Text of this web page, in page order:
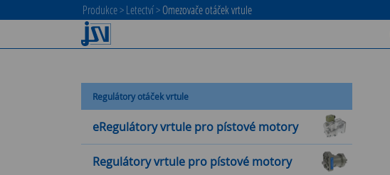
Produkce>Letectví>Omezovače otáček vrtule
Regulátory otáček vrtule
eRegulátory vrtule pro pístové motory
Regulátory vrtule pro pístové motory